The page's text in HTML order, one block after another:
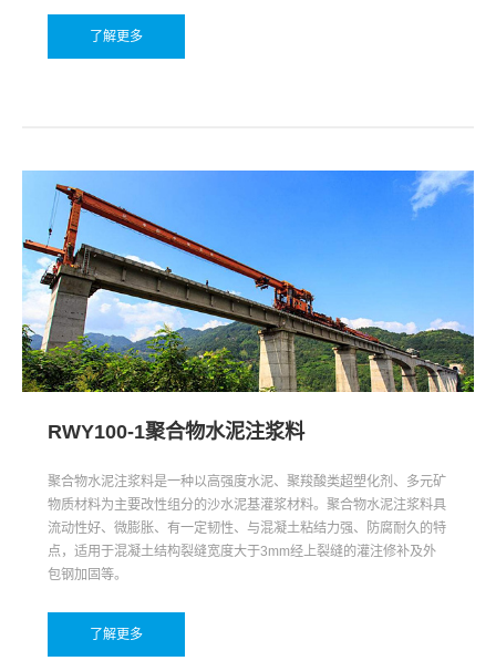
了解更多
RWY100-1聚合物水泥注浆料
聚合物水泥注浆料是一种以高强度水泥、聚羧酸类超塑化剂、多元矿
物质材料为主要改性组分的沙水泥基灌浆材料。聚合物水泥注浆料具
流动性好、微膨胀、有一定韧性、与混凝土粘结力强、防腐耐久的特
点，适用于混凝土结构裂缝宽度大于3mm经上裂缝的灌注修补及外
包钢加固等。
了解更多